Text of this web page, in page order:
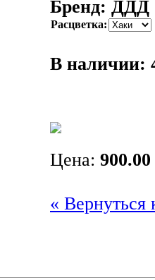
Бренд: ДДД
Расцветка:
В наличии:
Цена:
« Вернуться